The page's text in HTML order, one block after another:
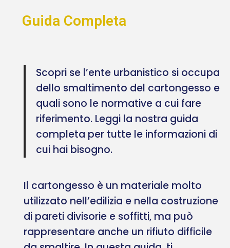
Guida Completa
Scopri se l’ente urbanistico si occupa
dello smaltimento del cartongesso e
quali sono le normative a cui fare
riferimento. Leggi la nostra guida
completa per tutte le informazioni di
cui hai bisogno.
Il cartongesso è un materiale molto
utilizzato nell’edilizia e nella costruzione
di pareti divisorie e soffitti, ma può
rappresentare anche un rifiuto difficile